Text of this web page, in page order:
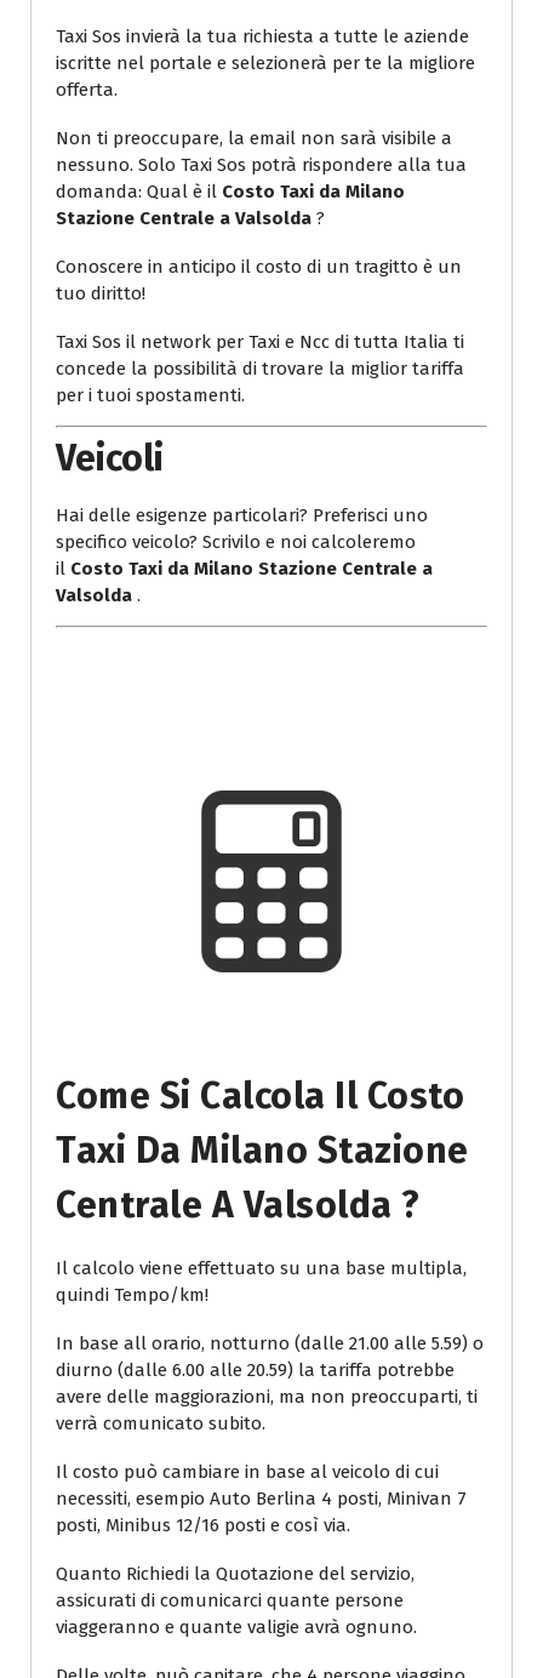
Taxi Sos invierà la tua richiesta a tutte le aziende
iscritte nel portale e selezionerà per te la migliore
offerta.
Non ti preoccupare, la email non sarà visibile a
nessuno. Solo Taxi Sos potrà rispondere alla tua
domanda: Qual è il Costo Taxi da Milano
Stazione Centrale a Valsolda ?
Conoscere in anticipo il costo di un tragitto è un
tuo diritto!
Taxi Sos il network per Taxi e Ncc di tutta Italia ti
concede la possibilità di trovare la miglior tariffa
per i tuoi spostamenti.
Veicoli
Hai delle esigenze particolari? Preferisci uno
specifico veicolo? Scrivilo e noi calcoleremo
il Costo Taxi da Milano Stazione Centrale a
Valsolda .
Come Si Calcola Il Costo
Taxi Da Milano Stazione
Centrale A Valsolda ?
Il calcolo viene effettuato su una base multipla,
quindi Tempo/km!
In base all orario, notturno (dalle 21.00 alle 5.59) o
diurno (dalle 6.00 alle 20.59) la tariffa potrebbe
avere delle maggiorazioni, ma non preoccuparti, ti
verrà comunicato subito.
Il costo può cambiare in base al veicolo di cui
necessiti, esempio Auto Berlina 4 posti, Minivan 7
posti, Minibus 12/16 posti e così via.
Quanto Richiedi la Quotazione del servizio,
assicurati di comunicarci quante persone
viaggeranno e quante valigie avrà ognuno.